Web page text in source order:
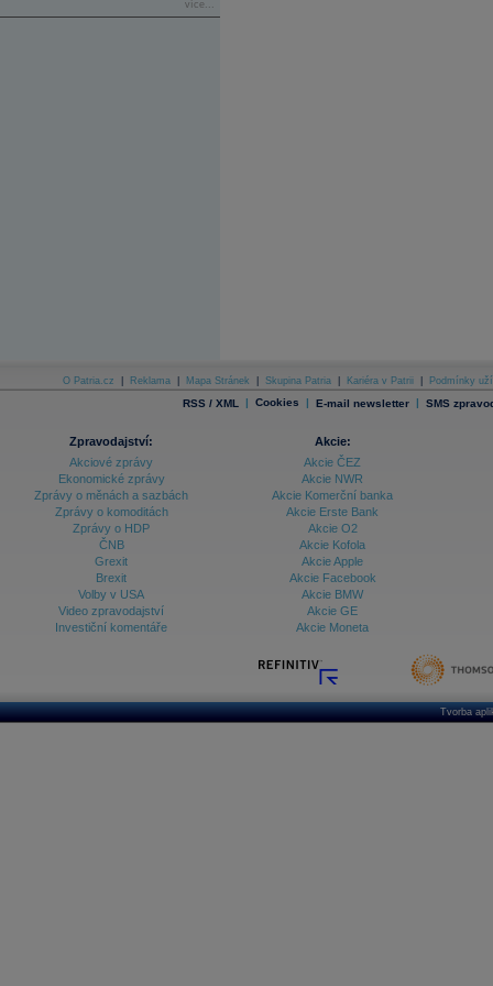
více...
O Patria.cz Reklama Mapa Stránek Skupina Patria Kariéra v Patrii Podmínky
RSS / XML | Cookies | E-mail newsletter | SMS
Zpravodajství:
Akciové zprávy
Ekonomické zprávy
Zprávy o měnách a sazbách
Zprávy o komoditách
Zprávy o HDP
ČNB
Grexit
Brexit
Volby v USA
Video zpravodajství
Investiční komentáře
Akcie:
Akcie ČEZ
Akcie NWR
Akcie Komerční banka
Akcie Erste Bank
Akcie O2
Akcie Kofola
Akcie Apple
Akcie Facebook
Akcie BMW
Akcie GE
Akcie Moneta
Tvorba